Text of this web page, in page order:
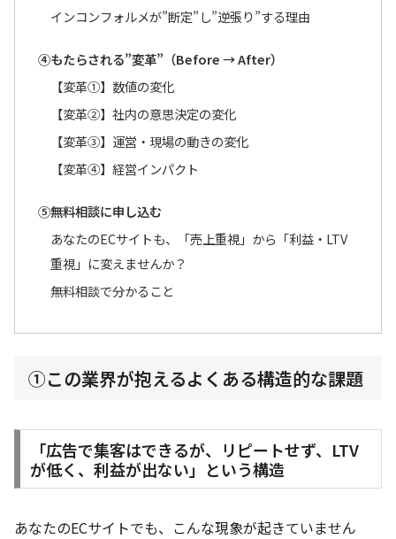
インコンフォルメが”断定”し”逆張り”する理由
④もたらされる”変革”（Before → After）
【変革①】数値の変化
【変革②】社内の意思決定の変化
【変革③】運営・現場の動きの変化
【変革④】経営インパクト
⑤無料相談に申し込む
あなたのECサイトも、「売上重視」から「利益・LTV
重視」に変えませんか？
無料相談で分かること
①この業界が抱えるよくある構造的な課題
「広告で集客はできるが、リピートせず、LTV
が低く、利益が出ない」という構造
あなたのECサイトでも、こんな現象が起きていません